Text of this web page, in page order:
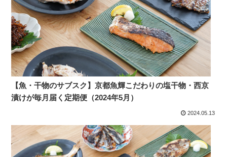
【魚・干物のサブスク】京都魚輝こだわりの塩干物・西京
漬けが毎月届く定期便（2024年5月）
2024.05.13